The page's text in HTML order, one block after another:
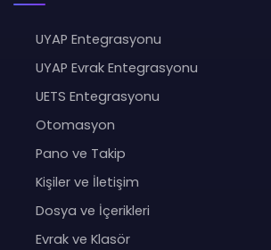
UYAP Entegrasyonu
UYAP Evrak Entegrasyonu
UETS Entegrasyonu
Otomasyon
Pano ve Takip
Kişiler ve İletişim
Dosya ve İçerikleri
Evrak ve Klasör